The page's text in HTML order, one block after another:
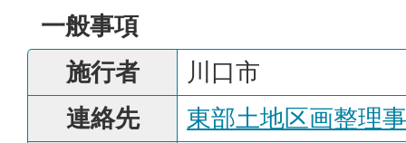
一般事項
施行者
川口市
連絡先
東部土地区画整理